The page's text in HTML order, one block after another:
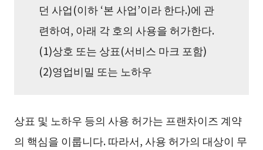
던 사업(이하 ‘본 사업’이라 한다.)에 관
련하여, 아래 각 호의 사용을 허가한다.
(1)상호 또는 상표(서비스 마크 포함)
(2)영업비밀 또는 노하우
상표 및 노하우 등의 사용 허가는 프랜차이즈 계약
의 핵심을 이룹니다. 따라서, 사용 허가의 대상이 무